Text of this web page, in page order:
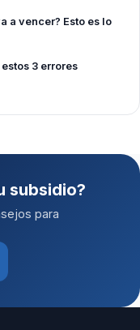
a vencer? Esto es lo
3 errores
subsidio?
para